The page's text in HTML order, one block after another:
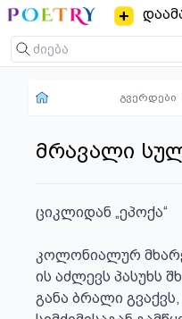
გვერდები
მრავალი
ციკლიდან „ეპოქა“
კოლონიალურ
ის აძლევს პასუხს
განა ბრალი